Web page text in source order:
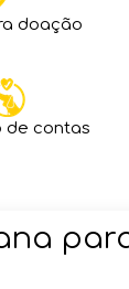
doação
de contas